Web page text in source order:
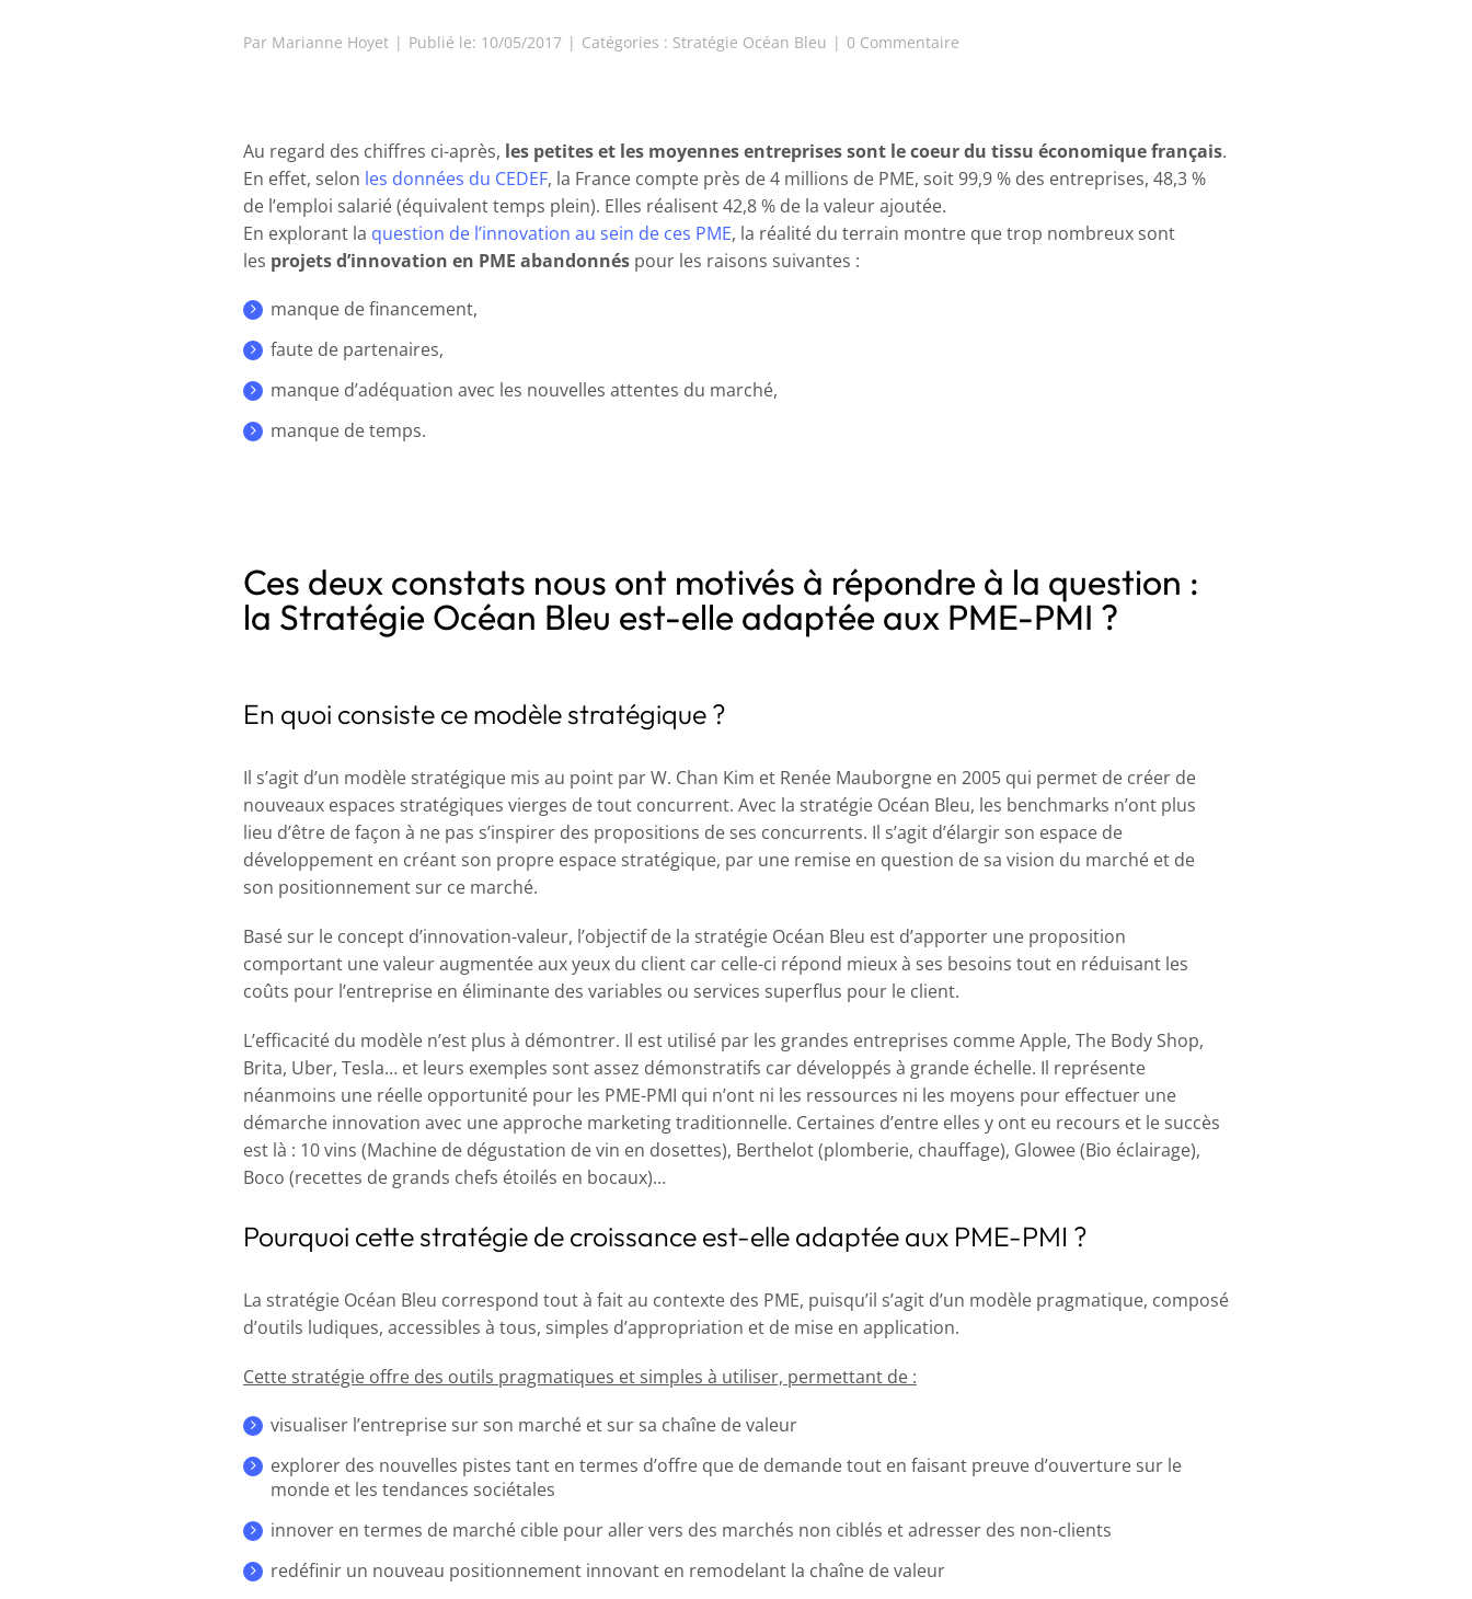
Par Marianne Hoyet | Publié le: 10/05/2017 | Catégories : Stratégie Océan Bleu | 0 Commentaireon
:
Solution
les
PME-
Au regard des chiffres ci-après, les petites et les moyennes entreprises sont le coeur du tissu économique français.
En effet, selon les données du CEDEF, la France compte près de 4 millions de PME, soit 99,9 % des entreprises, 48,3 %
de l’emploi salarié (équivalent temps plein). Elles réalisent 42,8 % de la valeur ajoutée.
En explorant la question de l’innovation au sein de ces PME, la réalité du terrain montre que trop nombreux sont
les projets d’innovation en PME abandonnés pour les raisons suivantes :
manque de financement,
faute de partenaires,
manque d’adéquation avec les nouvelles attentes du marché,
manque de temps.
Ces deux constats nous ont motivés à répondre à la question :
la Stratégie Océan Bleu est-elle adaptée aux PME-PMI ?
En quoi consiste ce modèle stratégique ?
Il s’agit d’un modèle stratégique mis au point par W. Chan Kim et Renée Mauborgne en 2005 qui permet de créer de
nouveaux espaces stratégiques vierges de tout concurrent. Avec la stratégie Océan Bleu, les benchmarks n’ont plus
lieu d’être de façon à ne pas s’inspirer des propositions de ses concurrents. Il s’agit d’élargir son espace de
développement en créant son propre espace stratégique, par une remise en question de sa vision du marché et de
son positionnement sur ce marché.
Basé sur le concept d’innovation-valeur, l’objectif de la stratégie Océan Bleu est d’apporter une proposition
comportant une valeur augmentée aux yeux du client car celle-ci répond mieux à ses besoins tout en réduisant les
coûts pour l’entreprise en éliminante des variables ou services superflus pour le client.
L’efficacité du modèle n’est plus à démontrer. Il est utilisé par les grandes entreprises comme Apple, The Body Shop,
Brita, Uber, Tesla… et leurs exemples sont assez démonstratifs car développés à grande échelle. Il représente
néanmoins une réelle opportunité pour les PME-PMI qui n’ont ni les ressources ni les moyens pour effectuer une
démarche innovation avec une approche marketing traditionnelle. Certaines d’entre elles y ont eu recours et le succès
est là : 10 vins (Machine de dégustation de vin en dosettes), Berthelot (plomberie, chauffage), Glowee (Bio éclairage),
Boco (recettes de grands chefs étoilés en bocaux)…
Pourquoi cette stratégie de croissance est-elle adaptée aux PME-PMI ?
La stratégie Océan Bleu correspond tout à fait au contexte des PME, puisqu’il s’agit d’un modèle pragmatique, composé
d’outils ludiques, accessibles à tous, simples d’appropriation et de mise en application.
Cette stratégie offre des outils pragmatiques et simples à utiliser, permettant de :
visualiser l’entreprise sur son marché et sur sa chaîne de valeur
explorer des nouvelles pistes tant en termes d’offre que de demande tout en faisant preuve d’ouverture sur le
monde et les tendances sociétales
innover en termes de marché cible pour aller vers des marchés non ciblés et adresser des non-clients
redéfinir un nouveau positionnement innovant en remodelant la chaîne de valeur